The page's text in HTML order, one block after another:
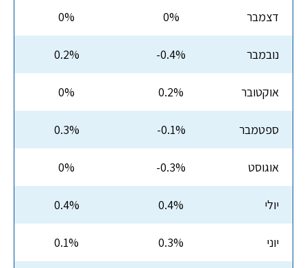
דצמבר 0%
0%
נובמבר -0.4%
0.2%
אוקטובר 0.2%
0%
ספטמבר -0.1%
0.3%
אוגוסט -0.3%
0%
יולי 0.4%
0.4%
יוני 0.3%
0.1%